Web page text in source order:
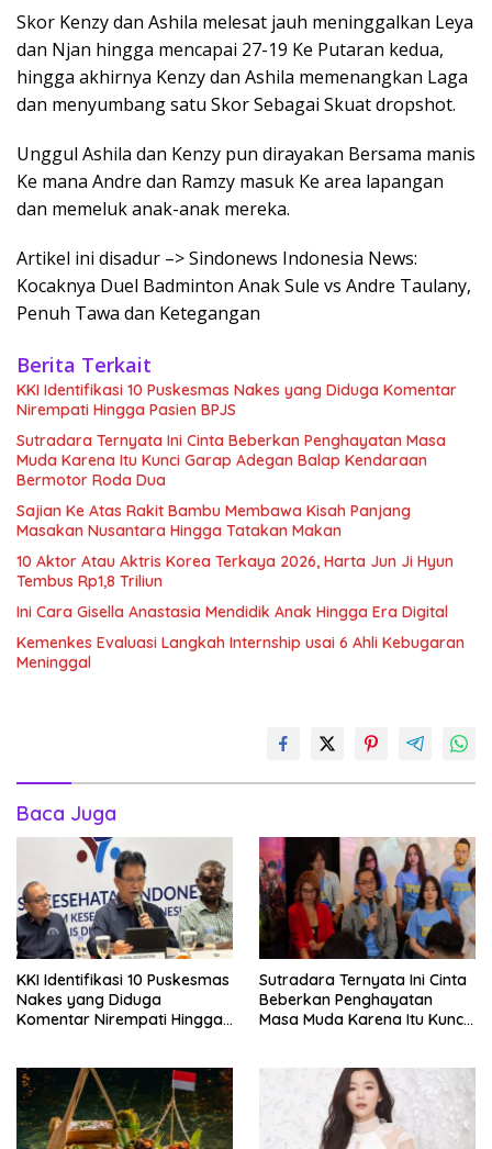
Skor Kenzy dan Ashila melesat jauh meninggalkan Leya
dan Njan hingga mencapai 27-19 Ke Putaran kedua,
hingga akhirnya Kenzy dan Ashila memenangkan Laga
dan menyumbang satu Skor Sebagai Skuat dropshot.
Unggul Ashila dan Kenzy pun dirayakan Bersama manis
Ke mana Andre dan Ramzy masuk Ke area lapangan
dan memeluk anak-anak mereka.
Artikel ini disadur –> Sindonews Indonesia News:
Kocaknya Duel Badminton Anak Sule vs Andre Taulany,
Penuh Tawa dan Ketegangan
Berita Terkait
KKI Identifikasi 10 Puskesmas Nakes yang Diduga Komentar
Nirempati Hingga Pasien BPJS
Sutradara Ternyata Ini Cinta Beberkan Penghayatan Masa
Muda Karena Itu Kunci Garap Adegan Balap Kendaraan
Bermotor Roda Dua
Sajian Ke Atas Rakit Bambu Membawa Kisah Panjang
Masakan Nusantara Hingga Tatakan Makan
10 Aktor Atau Aktris Korea Terkaya 2026, Harta Jun Ji Hyun
Tembus Rp1,8 Triliun
Ini Cara Gisella Anastasia Mendidik Anak Hingga Era Digital
Kemenkes Evaluasi Langkah Internship usai 6 Ahli Kebugaran
Meninggal
Baca Juga
KKI Identifikasi 10 Puskesmas
Nakes yang Diduga
Komentar Nirempati Hingga
Sutradara Ternyata Ini Cinta
Beberkan Penghayatan
Masa Muda Karena Itu Kunci